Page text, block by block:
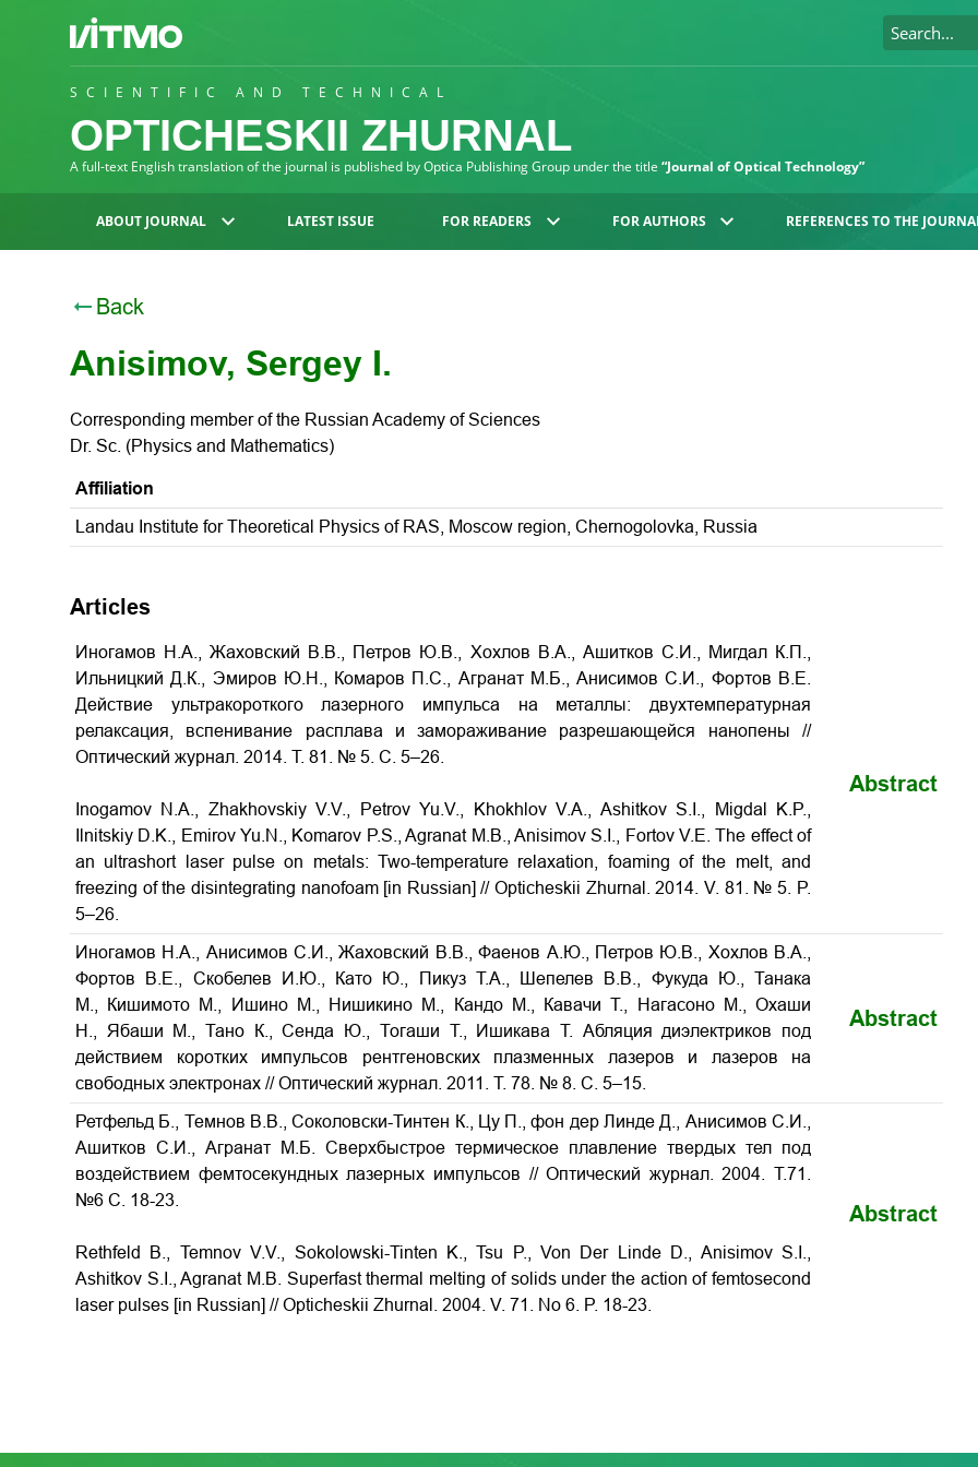
SCIENTIFIC AND TECHNICAL
OPTICHESKII ZHURNAL
A full-text English translation of the journal is published by Optica Publishing Group under the title “Journal of Optical Technology”
ABOUT JOURNAL LATEST ISSUE FOR READERS FOR AUTHORS REFERENCES TO THE
Back
Anisimov, Sergey I.
Corresponding member of the Russian Academy of Sciences
Dr. Sc. (Physics and Mathematics)
Affiliation
Landau Institute for Theoretical Physics of RAS, Moscow region, Chernogolovka, Russia
Articles
Иногамов Н.А., Жаховский В.В., Петров Ю.В., Хохлов В.А., Ашитков С.И., Мигдал К.П.,
Ильницкий Д.К., Эмиров Ю.Н., Комаров П.С., Агранат М.Б., Анисимов С.И., Фортов В.Е.
Действие ультракороткого лазерного импульса на металлы: двухтемпературная
релаксация, вспенивание расплава и замораживание разрешающейся нанопены //
Оптический журнал. 2014. Т. 81. № 5. С. 5–26.
Inogamov N.A., Zhakhovskiy V.V., Petrov Yu.V., Khokhlov V.A., Ashitkov S.I., Migdal K.P.,
Ilnitskiy D.K., Emirov Yu.N., Komarov P.S., Agranat M.B., Anisimov S.I., Fortov V.E.The effect of
an ultrashort laser pulse on metals: Two-temperature relaxation, foaming of the melt, and
freezing of the disintegrating nanofoam [in Russian] // Opticheskii Zhurnal. 2014. V. 81. № 5. P.
5–26.
Abstract
Иногамов Н.А., Анисимов С.И., Жаховский В.В., Фаенов А.Ю., Петров Ю.В., Хохлов В.А.,
Фортов В.Е., Скобелев И.Ю., Като Ю., Пикуз Т.А., Шепелев В.В., Фукуда Ю., Танака
М., Кишимото М., Ишино М., Нишикино М., Кандо М., Кавачи Т., Нагасоно М., Охаши
Н., Ябаши М., Тано К., Сенда Ю., Тогаши Т., Ишикава Т. Абляция диэлектриков под
действием коротких импульсов рентгеновских плазменных лазеров и лазеров на
свободных электронах // Оптический журнал. 2011. Т. 78. № 8. С. 5–15.
Abstract
Ретфельд Б., Темнов В.В., Соколовски-Тинтен К., Цу П., фон дер Линде Д., Анисимов С.И.,
Ашитков С.И., Агранат М.Б. Сверхбыстрое термическое плавление твердых тел под
воздействием фемтосекундных лазерных импульсов // Оптический журнал. 2004. Т.71.
№6 С. 18-23.
Rethfeld B., Temnov V.V., Sokolowski-Tinten K., Tsu P., Von Der Linde D., Anisimov S.I.,
Ashitkov S.I., Agranat M.B. Superfast thermal melting of solids under the action of femtosecond
laser pulses [in Russian] // Opticheskii Zhurnal. 2004. V. 71. No 6. P. 18-23.
Abstract